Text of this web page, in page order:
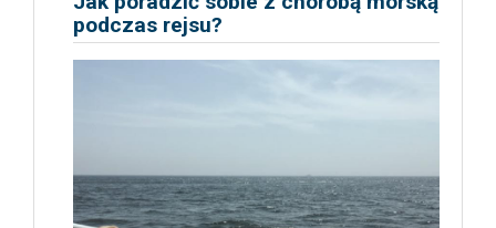
podczas rejsu?